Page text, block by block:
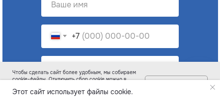
Чтобы сделать сайт более удобным, мы собираем
cookie-файлы. Отключить сбор cookie можно в
файлах cookie можно изучить здесь.
Мне понятно
+7
Этот сайт использует файлы cookie.